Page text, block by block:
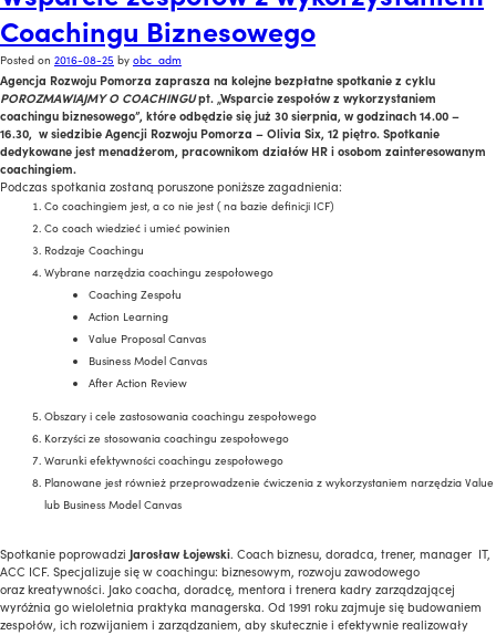
Coachingu Biznesowego
Posted on 2016-08-25 by obc_adm
Agencja Rozwoju Pomorza zaprasza na kolejne bezpłatne spotkanie z cyklu
POROZMAWIAJMY O COACHINGUpt. „Wsparcie zespołów z wykorzystaniem
coachingu biznesowego”, które odbędzie się już 30 sierpnia, w godzinach 14.00 –
16.30, w siedzibie Agencji Rozwoju Pomorza – Olivia Six, 12 piętro. Spotkanie
dedykowane jest menadżerom, pracownikom działów HR i osobom zainteresowanym
coachingiem.
Podczas spotkania zostaną poruszone poniższe zagadnienia:
Co coachingiem jest, a co nie jest ( na bazie definicji ICF)
Co coach wiedzieć i umieć powinien
Rodzaje Coachingu
Wybrane narzędzia coachingu zespołowego
Coaching Zespołu
Action Learning
Value Proposal Canvas
Business Model Canvas
After Action Review
Obszary i cele zastosowania coachingu zespołowego
Korzyści ze stosowania coachingu zespołowego
Warunki efektywności coachingu zespołowego
Planowane jest również przeprowadzenie ćwiczenia z wykorzystaniem narzędzia Value
lub Business Model Canvas
Spotkanie poprowadzi Jarosław Łojewski. Coach biznesu, doradca, trener, manager IT,
ACC ICF. Specjalizuje się w coachingu: biznesowym, rozwoju zawodowego
oraz kreatywności. Jako coacha, doradcę, mentora i trenera kadry zarządzającej
wyróżnia go wieloletnia praktyka managerska. Od 1991 roku zajmuje się budowaniem
zespołów, ich rozwijaniem i zarządzaniem, aby skutecznie i efektywnie realizowały